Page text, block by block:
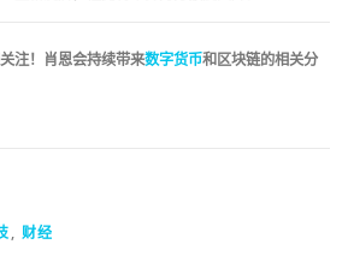
注！肖恩会持续带来数字货币和区块链的相关分
, 财经